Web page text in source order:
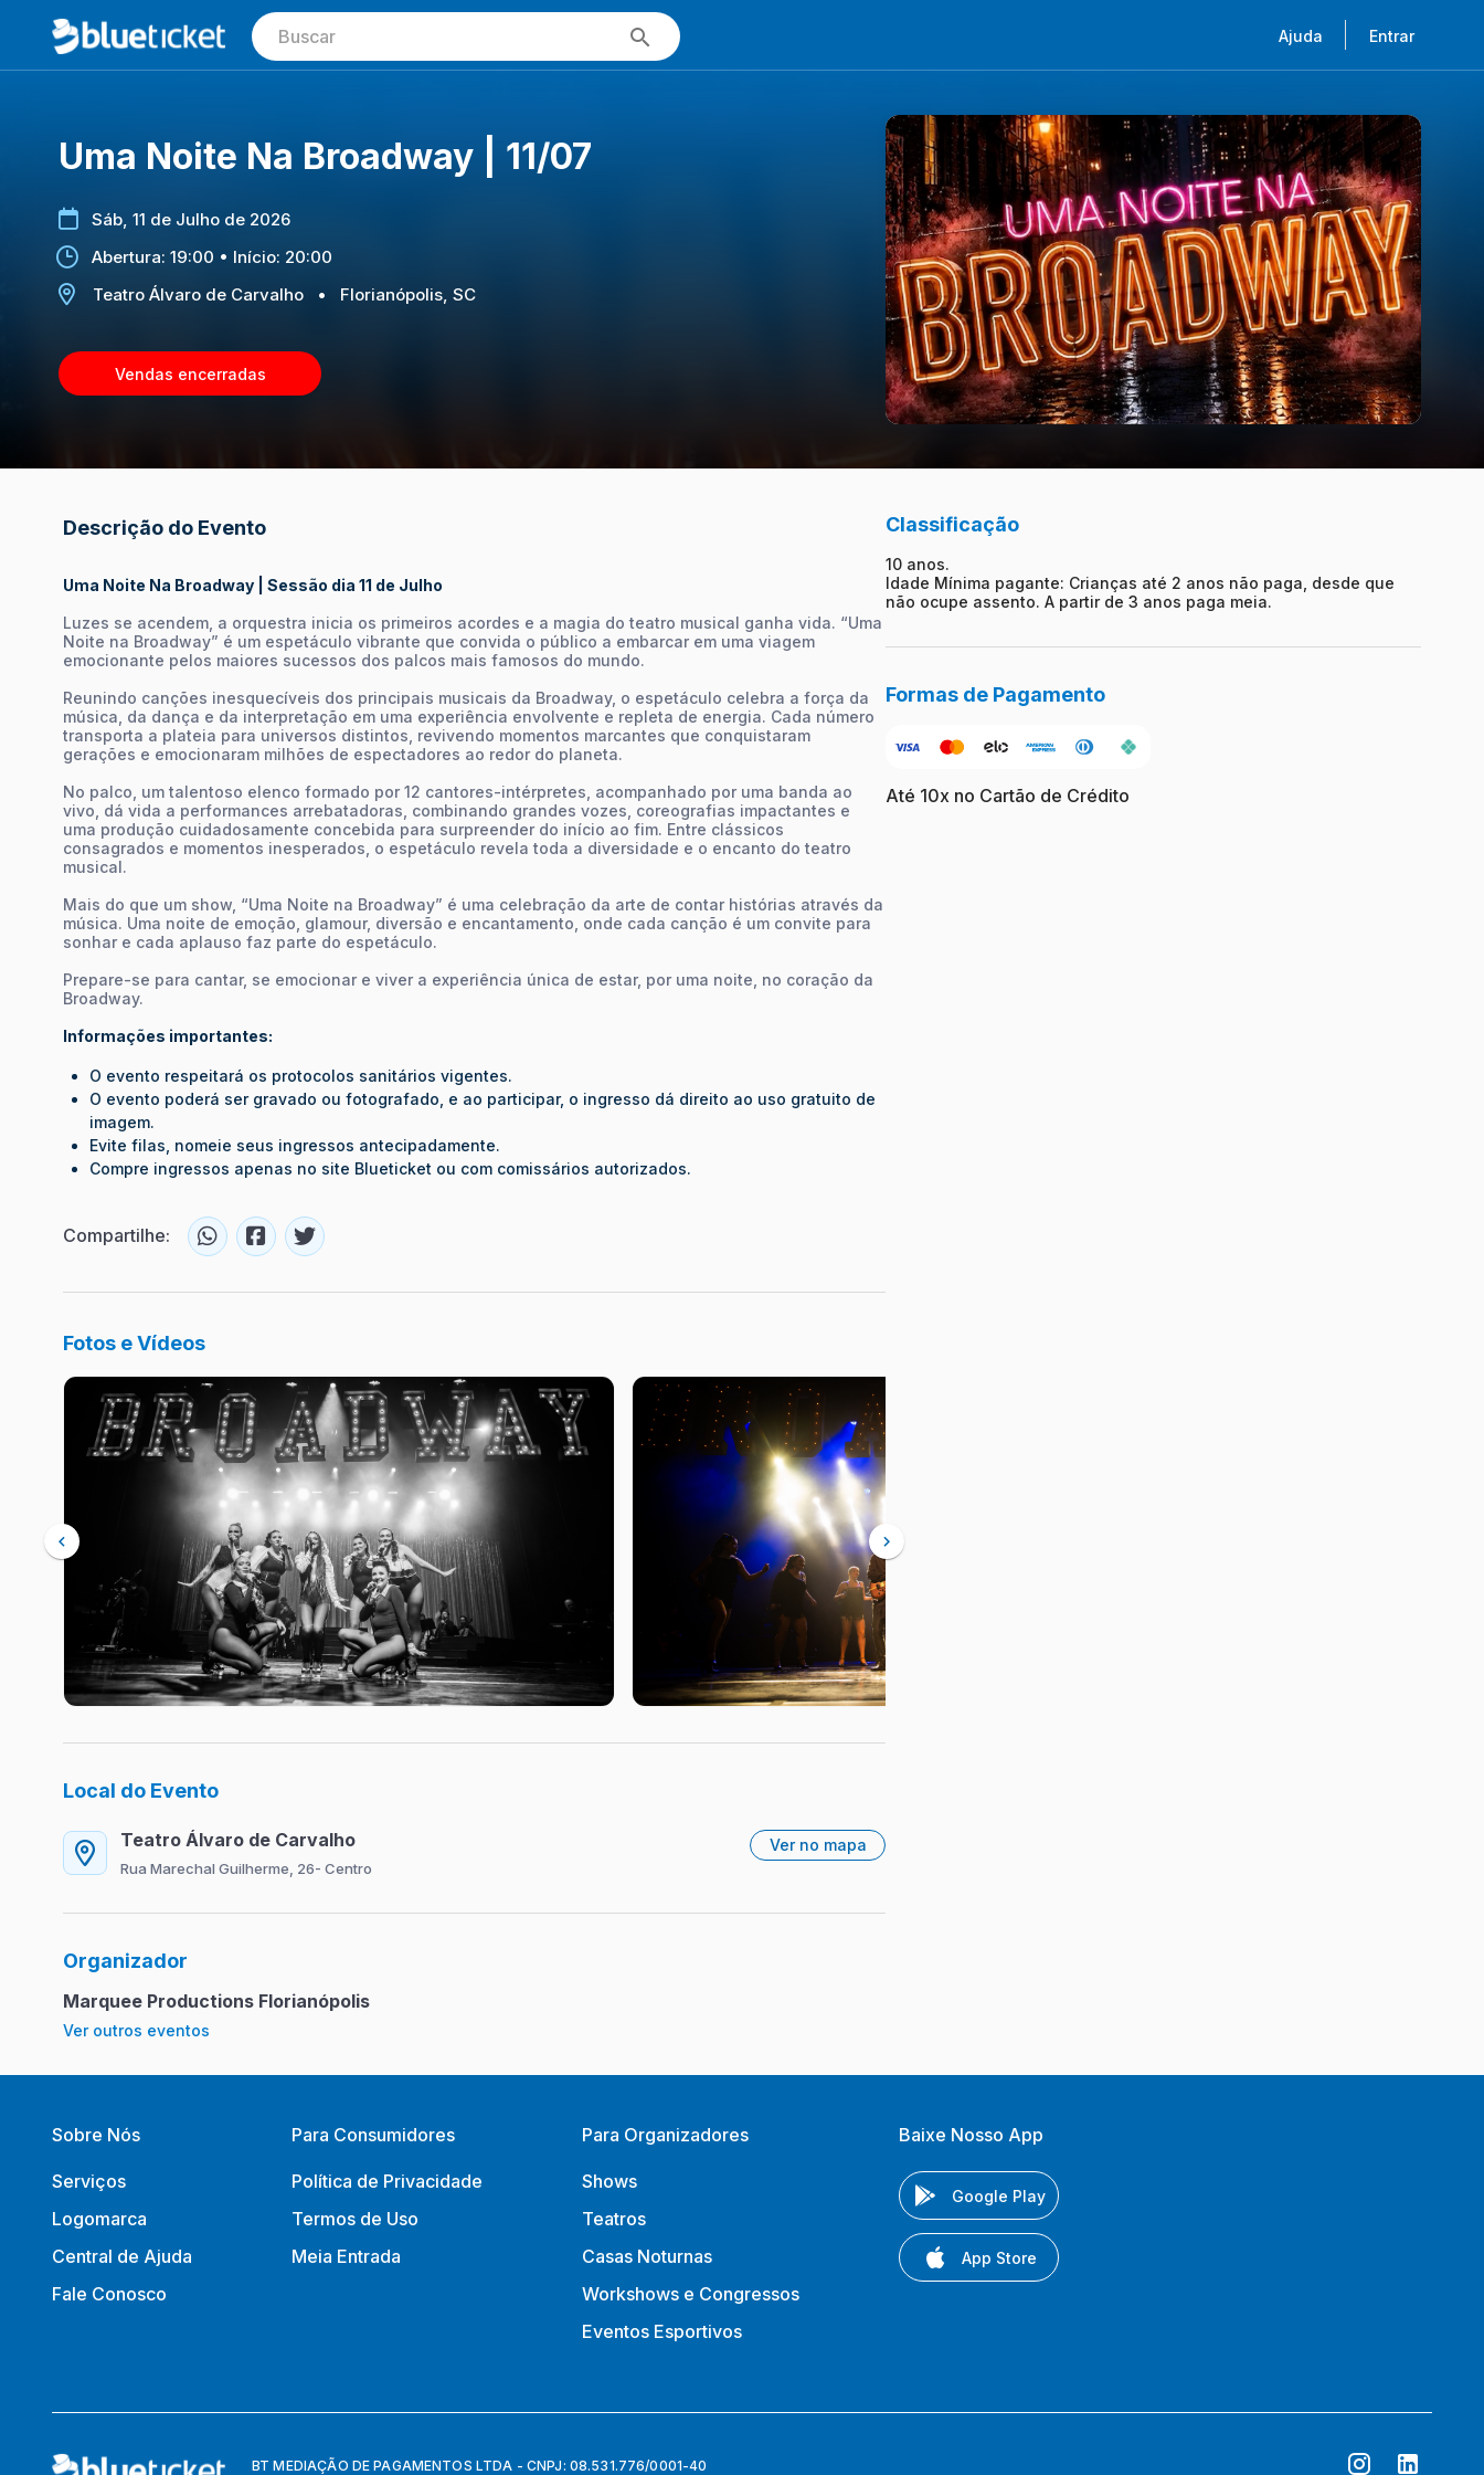
Ajuda Entrar
Uma Noite Na Broadway | 11/07
Sáb, 11 de Julho de 2026
Abertura: 19:00 • Início: 20:00
Teatro Álvaro de Carvalho
• Florianópolis, SC
Vendas encerradas
Descrição do Evento
Uma Noite Na Broadway | Sessão dia 11 de Julho
Luzes se acendem, a orquestra inicia os primeiros acordes e a magia do teatro musical ganha vida. “Uma
Noite na Broadway” é um espetáculo vibrante que convida o público a embarcar em uma viagem
emocionante pelos maiores sucessos dos palcos mais famosos do mundo.
Reunindo canções inesquecíveis dos principais musicais da Broadway, o espetáculo celebra a força da
música, da dança e da interpretação em uma experiência envolvente e repleta de energia. Cada número
transporta a plateia para universos distintos, revivendo momentos marcantes que conquistaram
gerações e emocionaram milhões de espectadores ao redor do planeta.
No palco, um talentoso elenco formado por 12 cantores-intérpretes, acompanhado por uma banda ao
vivo, dá vida a performances arrebatadoras, combinando grandes vozes, coreografias impactantes e
uma produção cuidadosamente concebida para surpreender do início ao fim. Entre clássicos
consagrados e momentos inesperados, o espetáculo revela toda a diversidade e o encanto do teatro
musical.
Mais do que um show, “Uma Noite na Broadway” é uma celebração da arte de contar histórias através da
música. Uma noite de emoção, glamour, diversão e encantamento, onde cada canção é um convite para
sonhar e cada aplauso faz parte do espetáculo.
Prepare-se para cantar, se emocionar e viver a experiência única de estar, por uma noite, no coração da
Broadway.
Informações importantes:
O evento respeitará os protocolos sanitários vigentes.
O evento poderá ser gravado ou fotografado, e ao participar, o ingresso dá direito ao uso gratuito de
imagem.
Evite filas, nomeie seus ingressos antecipadamente.
Compre ingressos apenas no site Blueticket ou com comissários autorizados.
Compartilhe:
Fotos e Vídeos
Local do Evento
Teatro Álvaro de Carvalho
Rua Marechal Guilherme, 26- Centro
Ver no mapa
Organizador
Marquee Productions Florianópolis
Ver outros eventos
Classificação
10 anos.
Idade Mínima pagante: Crianças até 2 anos não paga, desde que
não ocupe assento. A partir de 3 anos paga meia.
Formas de Pagamento
Até 10x no Cartão de Crédito
Sobre Nós
Serviços
Logomarca
Central de Ajuda
Fale Conosco
Para Consumidores
Política de Privacidade
Termos de Uso
Meia Entrada
Para Organizadores
Shows
Teatros
Casas Noturnas
Workshows e Congressos
Eventos Esportivos
Baixe Nosso App
Google Play
App Store
BT MEDIAÇÃO DE PAGAMENTOS LTDA - CNPJ: 08.531.776/0001-40